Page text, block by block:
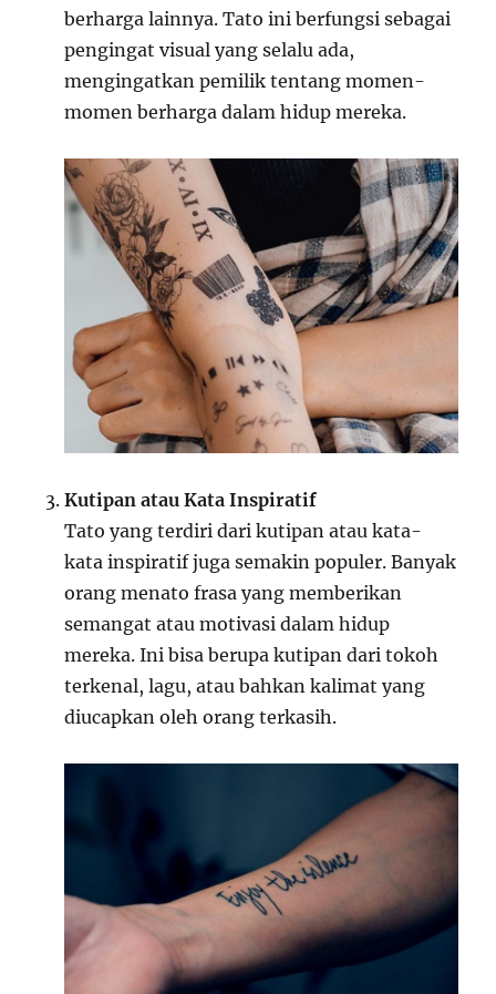
berharga lainnya. Tato ini berfungsi sebagai
pengingat visual yang selalu ada,
mengingatkan pemilik tentang momen-
momen berharga dalam hidup mereka.
Kutipan atau Kata Inspiratif
Tato yang terdiri dari kutipan atau kata-
kata inspiratif juga semakin populer. Banyak
orang menato frasa yang memberikan
semangat atau motivasi dalam hidup
mereka. Ini bisa berupa kutipan dari tokoh
terkenal, lagu, atau bahkan kalimat yang
diucapkan oleh orang terkasih.